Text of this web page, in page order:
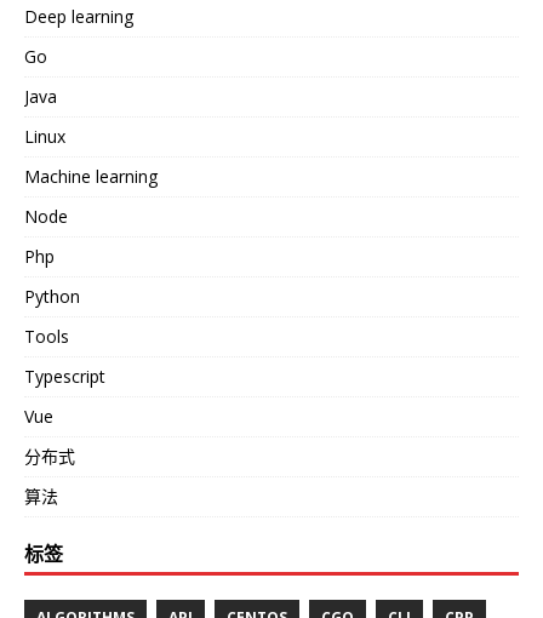
Deep learning
Go
Java
Linux
Machine learning
Node
Php
Python
Tools
Typescript
Vue
分布式
算法
标签